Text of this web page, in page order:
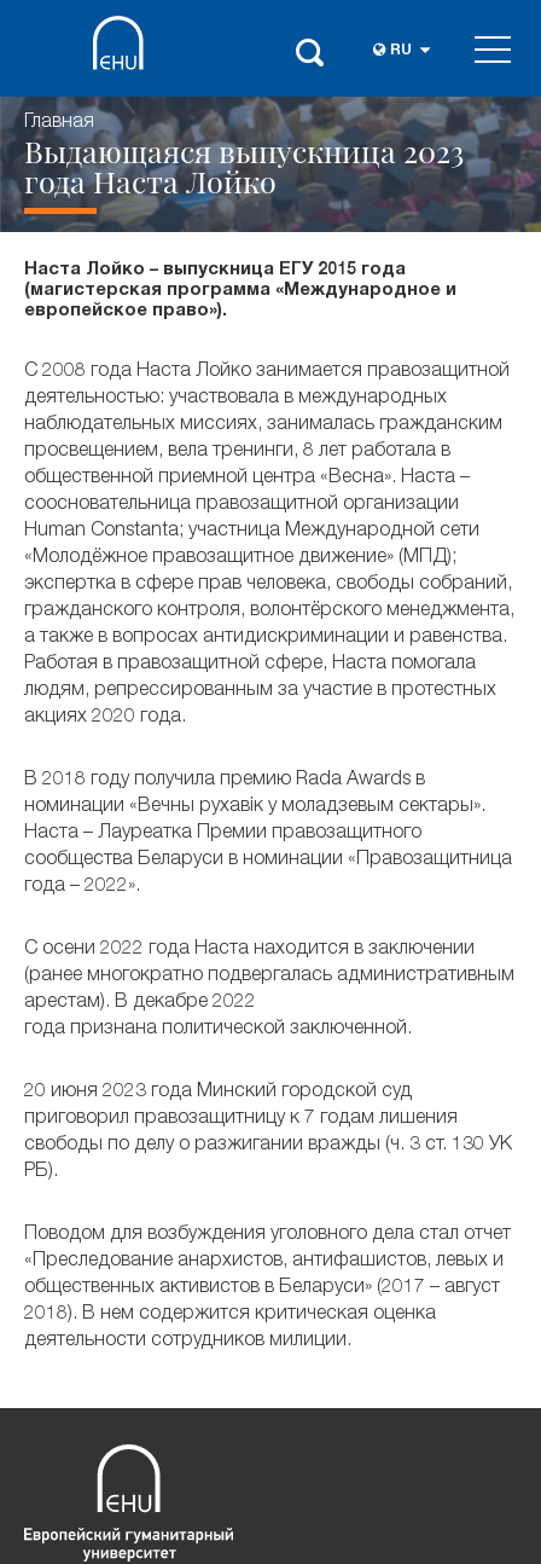
RU
Главная
Выдающаяся выпускница 2023
года Наста Лойко
Наста Лойко – выпускница ЕГУ 2015 года
(магистерская программа «Международное и
европейское право»).
С 2008 года Наста Лойко занимается правозащитной
деятельностью: участвовала в международных
наблюдательных миссиях, занималась гражданским
просвещением, вела тренинги, 8 лет работала в
общественной приемной центра «Весна». Наста –
соосновательница правозащитной организации
Human Constanta; участница Международной сети
«Молодёжное правозащитное движение» (МПД);
экспертка в сфере прав человека, свободы собраний,
гражданского контроля, волонтёрского менеджмента,
а также в вопросах антидискриминации и равенства.
Работая в правозащитной сфере, Наста помогала
людям, репрессированным за участие в протестных
акциях 2020 года.
В 2018 году получила премию Rada Аwards в
номинации «Вечны рухавік у моладзевым сектары».
Наста – Лауреатка Премии правозащитного
сообщества Беларуси в номинации «Правозащитница
года – 2022».
С осени 2022 года Наста находится в заключении
(ранее многократно подвергалась административным
арестам). В декабре 2022
года признана политической заключенной.
20 июня 2023 года Минский городской суд
приговорил правозащитницу к 7 годам лишения
свободы по делу о разжигании вражды (ч. 3 ст. 130 УК
РБ).
Поводом для возбуждения уголовного дела стал отчет
«Преследование анархистов, антифашистов, левых и
общественных активистов в Беларуси» (2017 – август
2018). В нем содержится критическая оценка
деятельности сотрудников милиции.